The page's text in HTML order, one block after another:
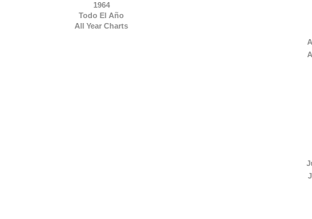
1964
Todo El Año
All Year Charts